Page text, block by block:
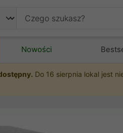
Nowości
Do 16 sierpnia lokal jest